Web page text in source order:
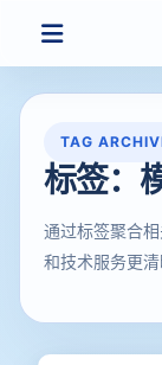
TAG
标签：
通过标签聚合
和技术服务更清